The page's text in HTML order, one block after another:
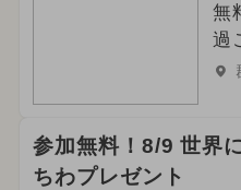
無
過
参加無料！8/9 世界
ちわプレゼント